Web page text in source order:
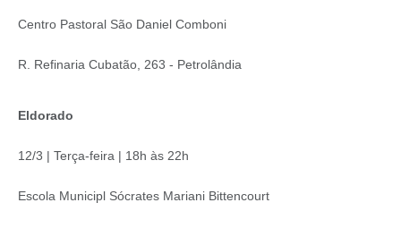
Centro Pastoral São Daniel Comboni
R. Refinaria Cubatão, 263 - Petrolândia
Eldorado
12/3 | Terça-feira | 18h às 22h
Escola Municipl Sócrates Mariani Bittencourt